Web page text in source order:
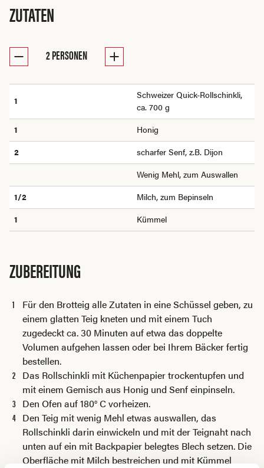
ZUTATEN
2PERSONEN
1
Schweizer Quick-Rollschinkli,
ca. 700 g
1
Honig
2
scharfer Senf, z.B. Dijon
Wenig Mehl, zum Auswallen
1/2
Milch, zum Bepinseln
1
Kümmel
ZUBEREITUNG
Für den Brotteig alle Zutaten in eine Schüssel geben, zu
einem glatten Teig kneten und mit einem Tuch
zugedeckt ca. 30 Minuten auf etwa das doppelte
Volumen aufgehen lassen oder bei Ihrem Bäcker fertig
bestellen.
Das Rollschinkli mit Küchenpapier trockentupfen und
mit einem Gemisch aus Honig und Senf einpinseln.
Den Ofen auf 180° C vorheizen.
Den Teig mit wenig Mehl etwas auswallen, das
Rollschinkli darin einwickeln und mit der Teignaht nach
unten auf ein mit Backpapier belegtes Blech setzen. Die
Oberfläche mit Milch bestreichen und mit Kümmel